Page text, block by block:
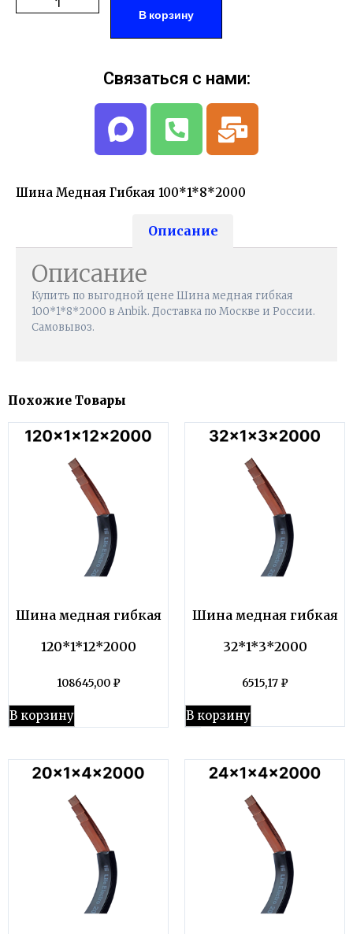
В корзину
Шина Медная Гибкая 100*1*8*2000
Описание
Описание
Купить по выгодной цене Шина медная гибкая
100*1*8*2000 в Anbik. Доставка по Москве и России.
Самовывоз.
Связаться с нами:
Похожие Товары
Шина медная гибкая
120*1*12*2000
108645,00 ₽
В корзину
Шина медная гибкая
32*1*3*2000
6515,17 ₽
В корзину